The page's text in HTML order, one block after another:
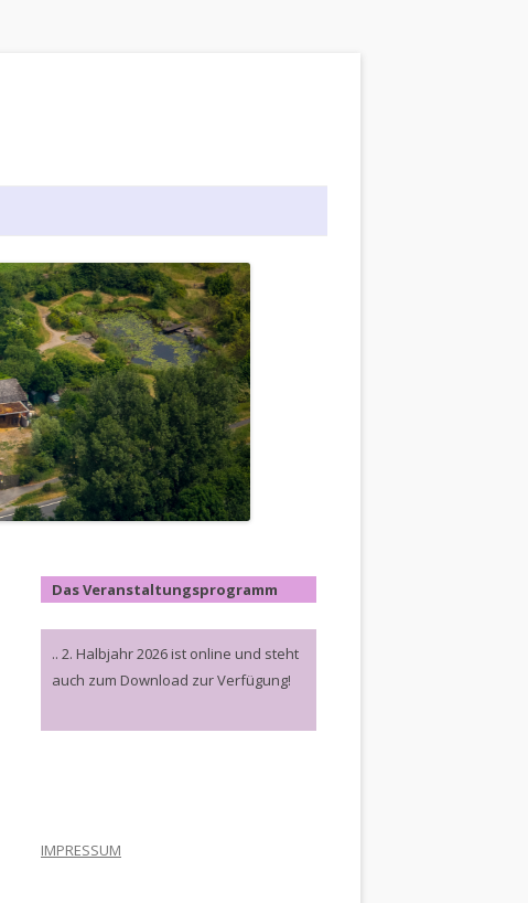
Das Veranstaltungsprogramm
.. 2. Halbjahr 2026 ist online und steht
auch zum Download zur Verfügung!
IMPRESSUM